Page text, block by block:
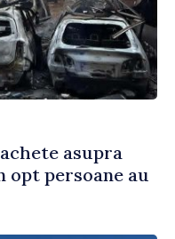
asupra
opt persoane au